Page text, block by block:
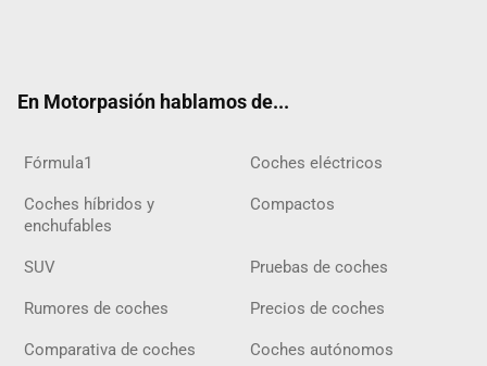
En Motorpasión hablamos de...
Fórmula1 Coches eléctricos
Coches híbridos y
enchufables
Compactos
SUV Pruebas de coches
Rumores de coches Precios de coches
Comparativa de coches Coches autónomos